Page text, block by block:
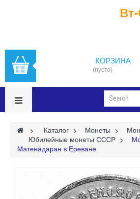
Вт-Сб
КОРЗИНА
(пусто)
> Каталог > Монеты >
Юбилейные монеты СССР >
Матенадаран в Ереване